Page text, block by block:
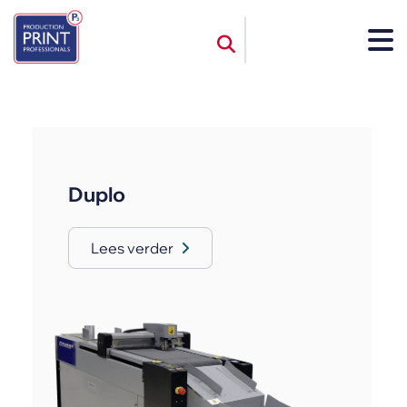
Duplo
Lees verder